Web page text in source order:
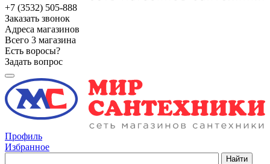
+7 (3532) 505-888
Заказать звонок
Адреса магазинов
Всего 3 магазина
Есть воросы?
Задать вопрос
Профиль
Избранное
Найти